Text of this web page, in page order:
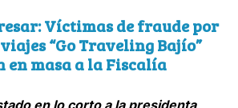
Víctimas de fraude por
“Go Traveling Bajío”
en masa a la Fiscalía